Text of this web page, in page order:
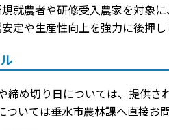
就農者や研修受入農家を対象
定や生産性向上を強力に後押
締め切り日については、提供
ついては垂水市農林課へ直接お